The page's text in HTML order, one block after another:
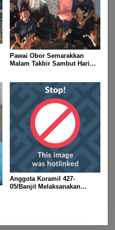
Pawai Obor Semarakkan
Malam Takbir Sambut Hari
Asam, Kecamatan Banjit
Anggota Koramil 427-
05/Banjit Melaksanakan